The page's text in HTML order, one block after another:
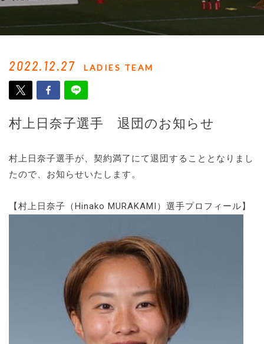
2022.12.27 LADIES TEAM
村上日奈子選手 退団のお知らせ
村上日奈子選手が、契約満了にて退団することとなりまし
たので、お知らせいたします。
【村上日奈子（Hinako MURAKAMI）選手プロフィール】